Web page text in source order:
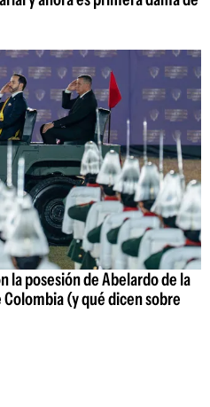
la posesión de Abelardo de la
(y qué dicen sobre